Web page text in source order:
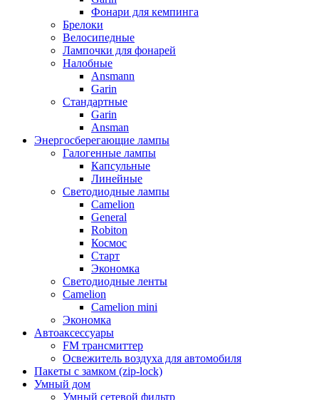
Фонари для кемпинга
Брелоки
Велосипедные
Лампочки для фонарей
Налобные
Ansmann
Garin
Стандартные
Garin
Ansman
Энергосберегающие лампы
Галогенные лампы
Капсульные
Линейные
Светодиодные лампы
Camelion
General
Robiton
Космос
Старт
Экономка
Светодиодные ленты
Camelion
Camelion mini
Экономка
Автоаксессуары
FM трансмиттер
Освежитель воздуха для автомобиля
Пакеты с замком (zip-lock)
Умный дом
Умный сетевой фильтр